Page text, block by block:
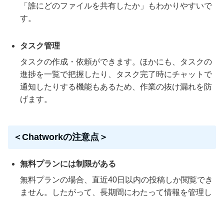
「誰にどのファイルを共有したか」もわかりやすいで
す。
タスク管理
タスクの作成・依頼ができます。ほかにも、タスクの
進捗を一覧で把握したり、タスク完了時にチャットで
通知したりする機能もあるため、作業の抜け漏れを防
げます。
＜Chatworkの注意点＞
無料プランには制限がある
無料プランの場合、直近40日以内の投稿しか閲覧でき
ません。したがって、長期間にわたって情報を管理し